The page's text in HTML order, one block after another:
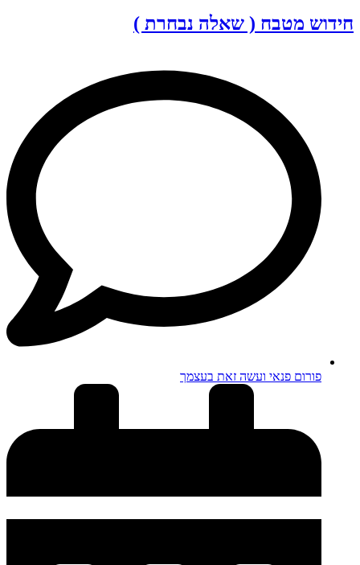
חידוש מטבח ( שאלה נבחרת )
פורום פנאי ועשה זאת בעצמך